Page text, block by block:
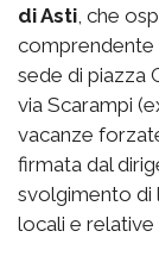
di Asti, che
comprendente
sede di piazza
via Scarampi
vacanze
firmata dal
svolgimento di
locali e relative